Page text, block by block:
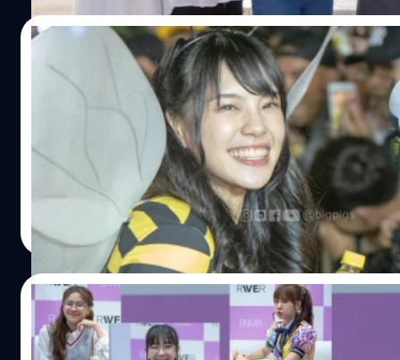
27/10/2018
Oishi คว้า BNK48 นำทัพมวลหมู่ผึ้งออกโผบิ
11 ตุลาคม 2561 เพจ OishiDrinkStation เผยคลิปปริศนา
หลังนั้นไม่นาน 15 ตุลาคม 2561 ก็เฉลย ด้วยวีดีโอ พร้อมปร
ลาน The Street รัชดา ของ Oishi CM Senbatsu ทั้ง 16 คน
หนึ่ง, แก้ว, เนย, ปัญ, เจนนิษฐ์, อิสึรินะ, ปูเป้, วี, ฟ้อนด์, มิวนิ
รัชดา…
Meechok Dechpokasup| 2842 days ago
Read More
21/10/2018
ดาเมจรุนแรงขั้นสุดกับอัลบั้มภาพ + คลิป ในงา